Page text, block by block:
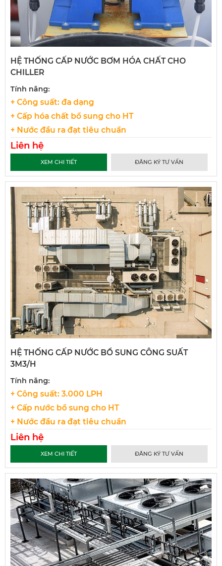
HỆ THỐNG CẤP NƯỚC BƠM HÓA CHẤT CHO
CHILLER
Tính năng:
+ Công suất: đa dạng
+ Cấp hóa chất bổ sung cho HT
+ Nước đầu ra đạt tiêu chuẩn
Liên hệ
XEM CHI TIẾT ĐĂNG KÝ TƯ VẤN
HỆ THỐNG CẤP NƯỚC BỔ SUNG CÔNG SUẤT
3M3/H
Tính năng:
+ Công suất: 3.000 LPH
+ Cấp nước bổ sung cho HT
+ Nước đầu ra đạt tiêu chuẩn
Liên hệ
XEM CHI TIẾT ĐĂNG KÝ TƯ VẤN